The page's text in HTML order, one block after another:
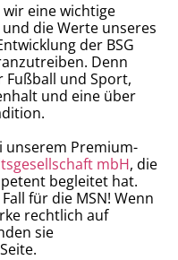
eine wichtige
die Werte unseres
der BSG
Denn
Fußball und Sport,
und eine über
unserem Premium-
mbH, die
begleitet hat.
für die MSN! Wenn
rechtlich auf
sie